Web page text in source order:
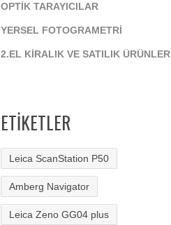
OPTIK TARAYICILAR
YERSEL FOTOGRAMETRI
2.EL KIRALIK VE SATILIK ÜRÜNLER
ETIKETLER
Leica ScanStation P50
Amberg Navigator
Leica Zeno GG04 plus